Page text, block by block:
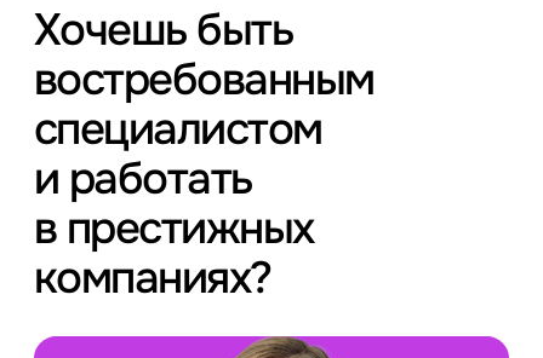
Хочешь быть
востребованным
специалистом
и работать
в престижных
компаниях?